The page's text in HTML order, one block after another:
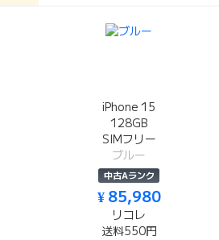
iPhone 15
128GB
SIMフリー
ブルー
中古Aランク
¥ 85,980
リコレ
送料550円